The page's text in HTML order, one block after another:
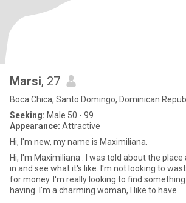
Marsi, 27
Boca Chica, Santo Domingo, Dominican
Seeking: Male 50 - 99
Appearance: Attractive
Hi, I'm new, my name is Maximiliana.
Hi, I'm Maximiliana . I was told about the place
in and see what it's like. I'm not looking to
for money. I'm really looking to find
having. I'm a charming woman, I like to have